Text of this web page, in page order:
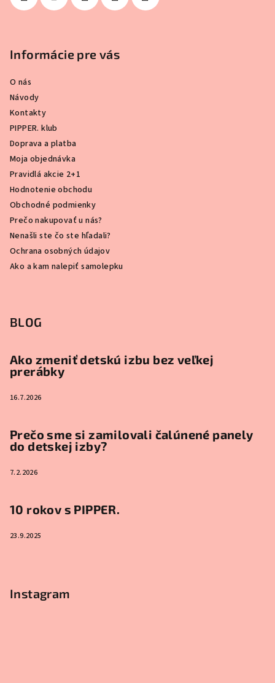
Informácie pre vás
O nás
Návody
Kontakty
PIPPER. klub
Doprava a platba
Moja objednávka
Pravidlá akcie 2+1
Hodnotenie obchodu
Obchodné podmienky
Prečo nakupovať u nás?
Nenašli ste čo ste hľadali?
Ochrana osobných údajov
Ako a kam nalepiť samolepku
BLOG
Ako zmeniť detskú izbu bez veľkej
prerábky
16.7.2026
Prečo sme si zamilovali čalúnené panely
do detskej izby?
7.2.2026
10 rokov s PIPPER.
23.9.2025
Instagram